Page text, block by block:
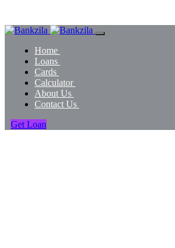
Home
Loans
Cards
Calculator
About Us
Contact Us
Get Loan